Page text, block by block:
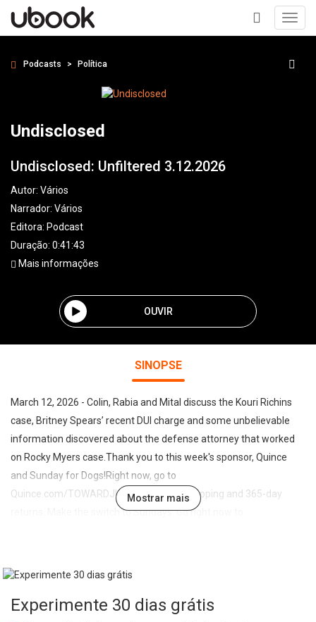
+
Podcasts Política
Undisclosed
Undisclosed: Unfiltered 3.12.2026
Autor: Vários
Narrador: Vários
Editora: Podcast
Duração: 0:41:43
Mais informações
OUVIR
SINOPSE
March 12, 2026 - Colin, Rabia and Mital discuss the Kouri Richins
case, Britney Spears’ recent DUI charge and some unbelievable
information discovered about the defense attorney that worked
on Rocky Myers case.Thank you to this week's sponsor, Quince
and Sunday for Dogs!Right now, go to
Quince.com/TOWARDJUSTICE for free shipping and 365-day
returns. Make the switch to Sundays. Go right now to
signing up at www.patreon.com/undisclosedpodLeave us a voice
YouTube channel @UndisclosedPodFollow us on
Mostrar mais
Experimente 30 dias grátis